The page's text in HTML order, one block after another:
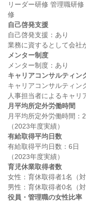
リーダー研修 管理職研
自己啓発支援
自己啓発支援：あり
メンター制度
キャリアコンサルティン
キャリアコンサルティン
月平均所定外労働時間
月平均所定外労働時間：
有給取得平均日数
有給取得平均日数：6日
育児休業取得者数
女性：育休取得者1名（対
役員・管理職の女性比率